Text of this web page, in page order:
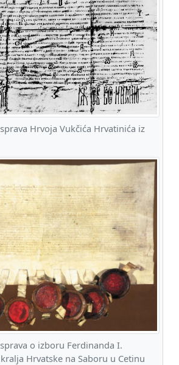
Hrvoja Vukčića Hrvatinića iz
o izboru Ferdinanda I.
Hrvatske na Saboru u Cetinu